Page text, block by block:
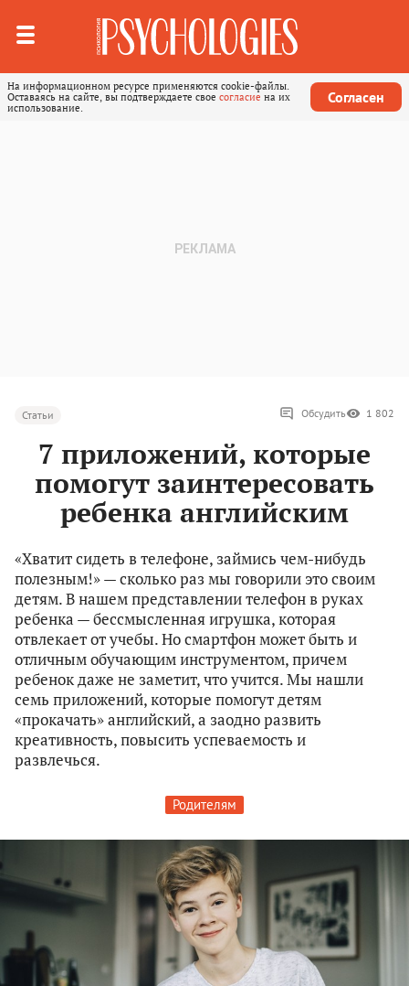
На информационном ресурсе применяются cookie-файлы.
Оставаясь на сайте, вы подтверждаете свое согласие на их
использование.
Согласен
Статьи Обсудить 1 802
7 приложений, которые
помогут заинтересовать
ребенка английским
«Хватит сидеть в телефоне, займись чем-нибудь
полезным!» — сколько раз мы говорили это своим
детям. В нашем представлении телефон в руках
ребенка — бессмысленная игрушка, которая
отвлекает от учебы. Но смартфон может быть и
отличным обучающим инструментом, причем
ребенок даже не заметит, что учится. Мы нашли
семь приложений, которые помогут детям
«прокачать» английский, а заодно развить
креативность, повысить успеваемость и
развлечься.
Родителям